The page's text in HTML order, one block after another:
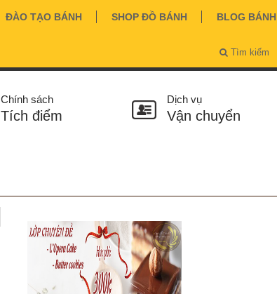
ĐÀO TẠO BÁNH SHOP ĐỒ BÁNH BLOG BÁNH
Tìm kiếm
Chính sách
Tích điểm
Dịch vụ
Vận chuyển